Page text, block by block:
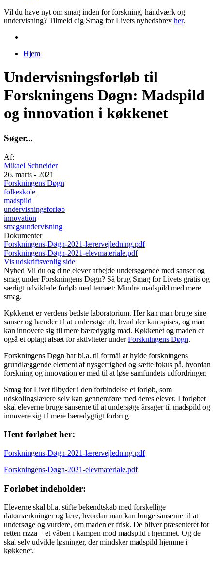
Vil du have nyt om smag inden for forskning, håndværk og
undervisning? Tilmeld dig Smag for Livets nyhedsbrev her.
Hjem
Undervisningsforløb til
Forskningens Døgn: Madspild
og innovation i køkkenet
Søger...
Af:
Mikael Schneider
26. marts - 2021
Forskningens Døgn
folkeskole
madspild
undervisningsforløb
innovation
smagsundervisning
Dokumenter
Forskningens-Døgn-2021-lærervejledning.pdf
Forskningens-Døgn-2021-elevmateriale.pdf
Vis udskriftsvenlig side
Nyhed Vil du og dine elever arbejde undersøgende med sanser og
smag under Forskningens Døgn? Så brug Smag for Livets gratis og
særligt udviklede forløb med temaet: Mindre madspild med mere
smag.
Køkkenet er verdens bedste laboratorium. Her kan man bruge sine
sanser og hænder til at undersøge alt, hvad der kan spises, og man
kan innovere sig til mere bæredygtig mad. Køkkenet og maden er
også et oplagt afsæt for aktiviteter underForskningens Døgn.
Forskningens Døgn har bl.a. til formål at hylde forskningens
grundlæggende element af nysgerrighed og sætte fokus på, hvordan
forskning og innovation er med til at løse samfundets udfordringer.
Smag for Livet tilbyder i den forbindelse et forløb, som
udskolingslærere selv kan gennemføre med deres elever. I forløbet
skal eleverne bruge sanserne til at undersøge årsager til madspild og
innovere sig til mere bæredygtigt forbrug.
Hent forløbet her:
Forskningens-Døgn-2021-lærervejledning.pdf
Forskningens-Døgn-2021-elevmateriale.pdf
Forløbet indeholder:
Eleverne skal bl.a. stifte bekendtskab med forskellige
datomærkninger og lære, hvordan man kan bruge sanserne til at
undersøge og vurdere, om maden er frisk. De bliver præsenteret for
retten rizza – et våben i kampen mod madspild i hjemmet. Og de
skal selv udvikle løsninger, der mindsker madspild hjemme i
køkkenet.